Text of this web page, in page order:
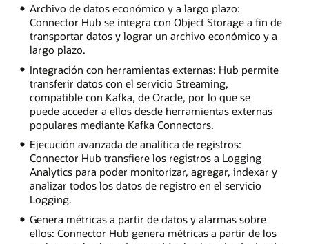
Archivo de datos económico y a largo plazo:
Connector Hub se integra con Object Storage a fin de
transportar datos y lograr un archivo económico y a
largo plazo.
Integración con herramientas externas: Hub permite
transferir datos con el servicio Streaming,
compatible con Kafka, de Oracle, por lo que se
puede acceder a ellos desde herramientas externas
populares mediante Kafka Connectors.
Ejecución avanzada de analítica de registros:
Connector Hub transfiere los registros a Logging
Analytics para poder monitorizar, agregar, indexar y
analizar todos los datos de registro en el servicio
Logging.
Genera métricas a partir de datos y alarmas sobre
ellos: Connector Hub genera métricas a partir de los